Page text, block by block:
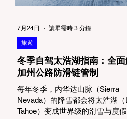
冬季自驾太浩湖指南：全
加州公路防滑链管制
每年冬季，内华达山脉（Sierra
Nevada）的降雪都会将太浩湖（
Tahoe）变成世界级的滑雪与度
旅遊
7月24日 讀畢需時 3 分鐘